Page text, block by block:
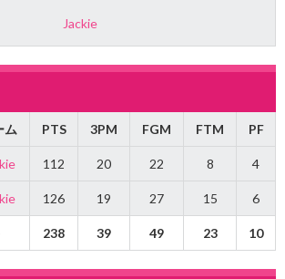
Jackie
ム PTS 3PM FGM FTM PF
112 20 22 8 4
126 19 27 15 6
238 39 49 23 10